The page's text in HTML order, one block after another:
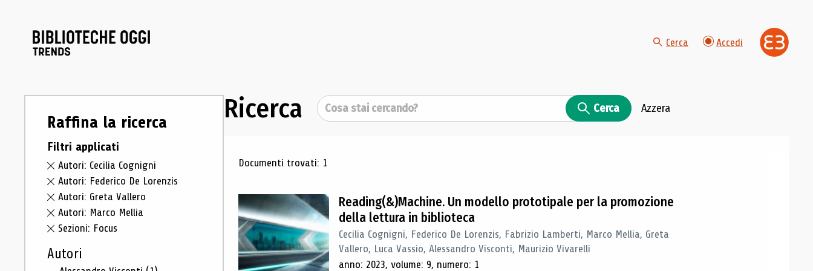
Cerca Accedi
Raffina la ricerca
Filtri applicati
Autori: Cecilia Cognigni
Autori: Federico De Lorenzis
Autori: Greta Vallero
Autori: Marco Mellia
Sezioni: Focus
Autori
Ricerca Cerca Cerca Azzera
Risultati di ricerca
Documenti trovati: 1
Reading(&)Machine. Un modello prototipale per la promozione
della lettura in biblioteca
Cecilia Cognigni, Federico De Lorenzis, Fabrizio Lamberti, Marco Mellia, Greta
Vallero, Luca Vassio, Alessandro Visconti, Maurizio Vivarelli
anno: 2023, volume: 9, numero: 1